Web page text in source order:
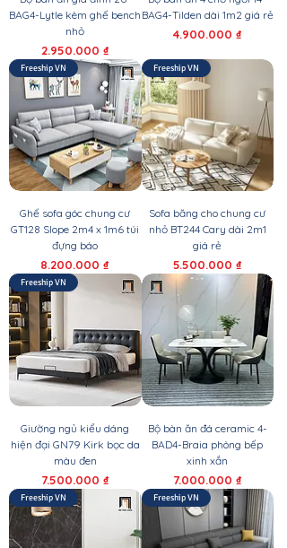
BAG4-Lytle kèm ghế bench
nhỏ
Giá
2.950.000 ₫
BAG4-Tilden dài 1m2 giá rẻ
Giá
4.900.000 ₫
Freeship VN
Ghế sofa góc chung cư
GT128 Slope 2m4 x 1m6 túi
đựng báo
Giá
8.200.000 ₫
Freeship VN
Sofa băng cho chung cư
nhỏ BT244 Cary dài 2m1
giá rẻ
Giá
5.500.000 ₫
Freeship VN
Giường ngủ kiểu dáng
hiện đại GN79 Kirk bọc da
màu đen
Giá
7.500.000 ₫
Bộ bàn ăn đá ceramic 4-
BAD4-Braia phòng bếp
xinh xắn
Giá
7.000.000 ₫
Freeship VN Freeship VN